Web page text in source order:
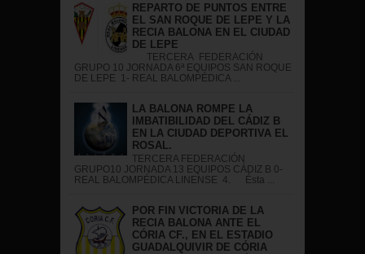
REPARTO DE PUNTOS ENTRE
EL SAN ROQUE DE LEPE Y LA
RECIA BALONA EN EL CIUDAD
DE LEPE
TERCERA FEDERACIÓN
GRUPO 10 JORNADA 6ª EQUIPOS SAN ROQUE
DE LEPE 1- REAL BALOMPÉDICA ...
LA BALONA ROMPE LA
IMBATIBILIDAD DEL CÁDIZ B
EN LA CIUDAD DEPORTIVA EL
ROSAL.
TERCERA FEDERACIÓN
GRUPO10 JORNADA 13 EQUIPOS CÁDIZ B 0-
REAL BALOMPÉDICA LINENSE 4. Ésta ...
POR FIN VICTORIA DE LA
RECIA BALONA ANTE EL
CÓRIA CF., EN EL ESTADIO
GUADALQUIVIR DE CÓRIA